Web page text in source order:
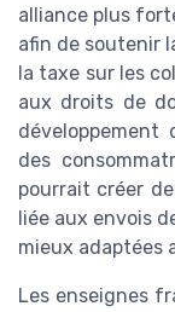
alliance plus
afin de soutenir
la taxe sur les
aux droits de
développement
des
pourrait créer
liée aux envois
mieux adaptées
Les enseignes